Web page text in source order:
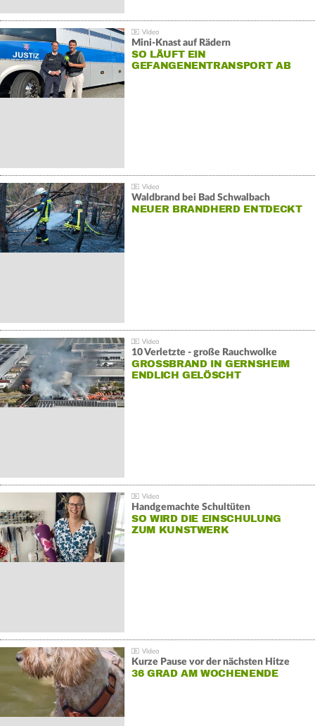
Mini-Knast auf Rädern
SO LÄUFT EIN
GEFANGENENTRANSPORT AB
Waldbrand bei Bad Schwalbach
NEUER BRANDHERD ENTDECKT
10 Verletzte - große Rauchwolke
GROSSBRAND IN GERNSHEIM E
NDLICH GELÖSCHT
Handgemachte Schultüten
SO WIRD DIE EINSCHULUNG
ZUM KUNSTWERK
Kurze Pause vor der nächsten Hitze
36 GRAD AM WOCHENENDE